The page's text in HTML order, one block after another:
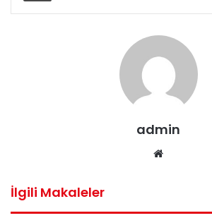
admin
İlgili Makaleler